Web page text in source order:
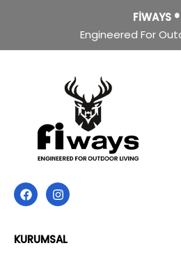
FİWAYS ®
Engineered For
KURUMSAL